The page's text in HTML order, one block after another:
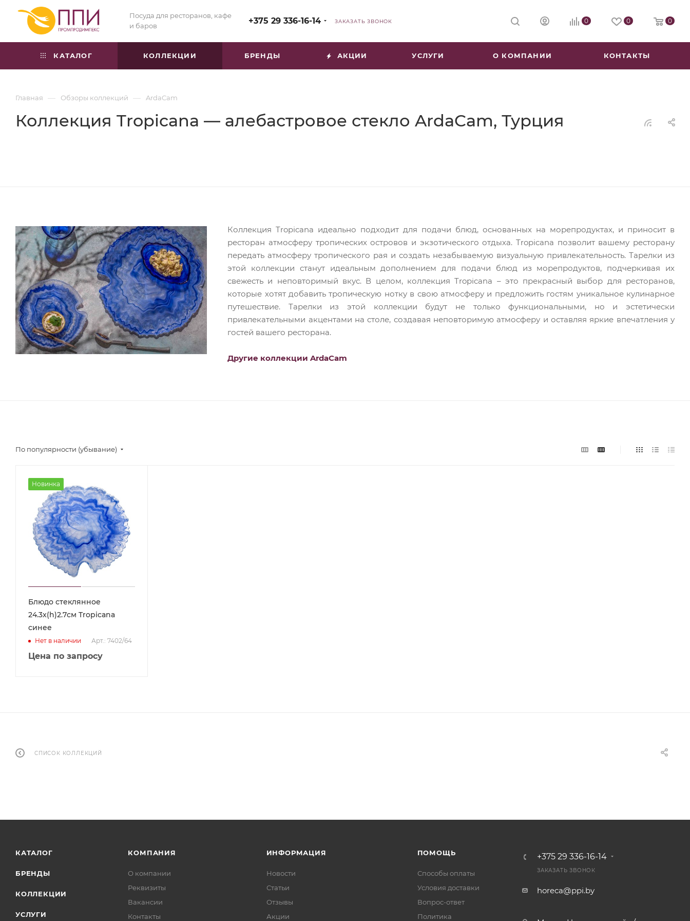
Посуда для ресторанов, кафе
и баров
+375 29 336-16-14 ЗАКАЗАТЬ ЗВОНОК 0 0 0
КАТАЛОГ КОЛЛЕКЦИИ БРЕНДЫ АКЦИИ УСЛУГИ О КОМПАНИИ КОНТАКТЫ
Главная — Обзоры коллекций — ArdaCam
Коллекция Tropicana — алебастровое стекло ArdaCam, Турция
Коллекция Tropicana идеально подходит для подачи блюд, основанных на морепродуктах, и приносит в
ресторан атмосферу тропических островов и экзотического отдыха. Tropicana позволит вашему ресторану
передать атмосферу тропического рая и создать незабываемую визуальную привлекательность. Тарелки из
этой коллекции станут идеальным дополнением для подачи блюд из морепродуктов, подчеркивая их
свежесть и неповторимый вкус. В целом, коллекция Tropicana – это прекрасный выбор для ресторанов,
которые хотят добавить тропическую нотку в свою атмосферу и предложить гостям уникальное кулинарное
путешествие. Тарелки из этой коллекции будут не только функциональными, но и эстетически
привлекательными акцентами на столе, создавая неповторимую атмосферу и оставляя яркие впечатления у
гостей вашего ресторана.
Другие коллекции ArdaCam
По популярности (убывание)
Новинка
Блюдо стеклянное
24.3x(h)2.7см Tropicana
синее
Нет в наличии Арт.: 7402/64
Цена по запросу
СПИСОК КОЛЛЕКЦИЙ
КАТАЛОГ
БРЕНДЫ
КОЛЛЕКЦИИ
УСЛУГИ
КОМПАНИЯ
О компании
Реквизиты
Вакансии
Контакты
ИНФОРМАЦИЯ
Новости
Статьи
Отзывы
Акции
ПОМОЩЬ
Способы оплаты
Условия доставки
Вопрос-ответ
Политика
+375 29 336-16-14
ЗАКАЗАТЬ ЗВОНОК
horeca@ppi.by